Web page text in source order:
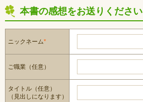
本書の感想をお送りください
ニックネーム*
ご職業（任意）
タイトル（任意）
（見出しになります）